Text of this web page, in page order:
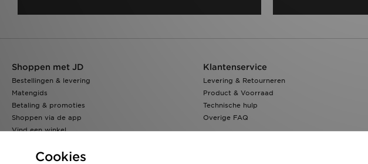
Shoppen met JD
Bestellingen & levering
Matengids
Betaling & promoties
Shoppen via de app
Vind een winkel
Klantenservice
Levering & Retourneren
Product & Voorraad
Technische hulp
Overige FAQ
Cookies